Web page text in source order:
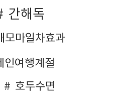
간해독
모마일차효과
인여행계절
호두수면